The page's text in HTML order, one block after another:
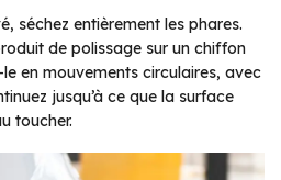
séchez entièrement les phares.
de polissage sur un chiffon
en mouvements circulaires, avec
jusqu’à ce que la surface
toucher.